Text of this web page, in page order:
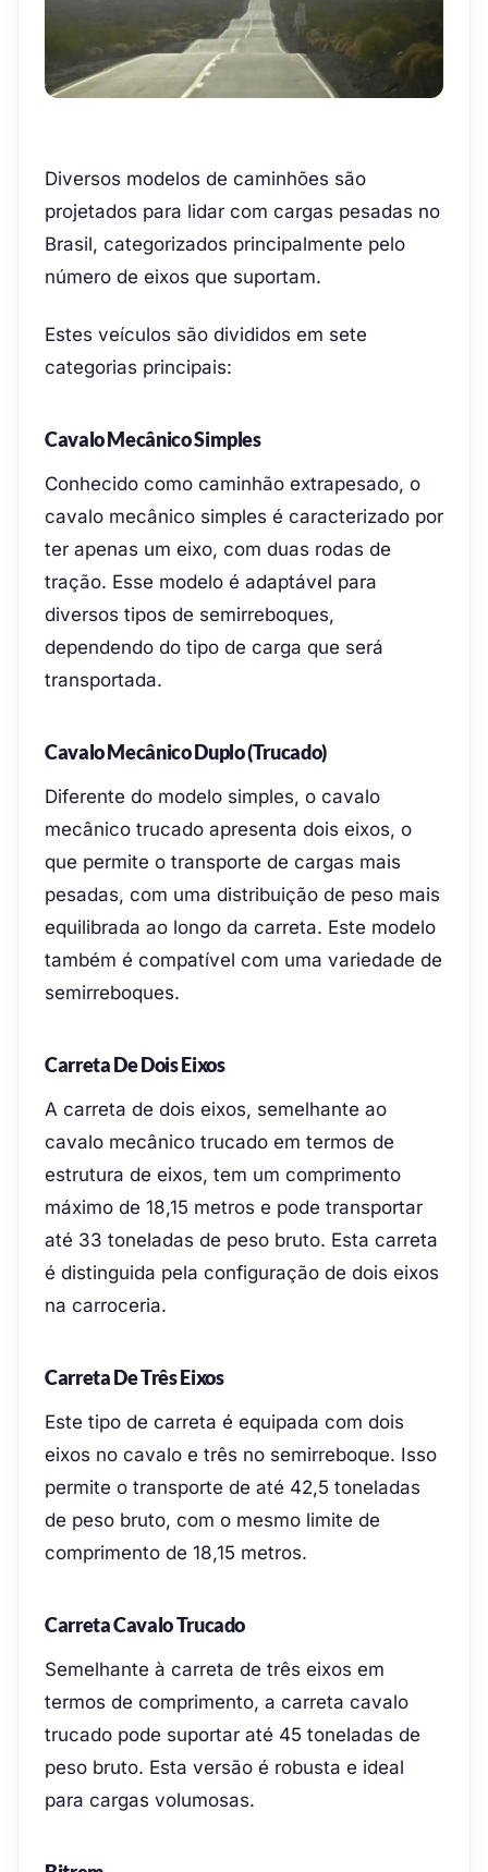
Diversos modelos de caminhões são
projetados para lidar com cargas pesadas no
Brasil, categorizados principalmente pelo
número de eixos que suportam.
Estes veículos são divididos em sete
categorias principais:
Cavalo Mecânico Simples
Conhecido como caminhão extrapesado, o
cavalo mecânico simples é caracterizado por
ter apenas um eixo, com duas rodas de
tração. Esse modelo é adaptável para
diversos tipos de semirreboques,
dependendo do tipo de carga que será
transportada.
Cavalo Mecânico Duplo (Trucado)
Diferente do modelo simples, o cavalo
mecânico trucado apresenta dois eixos, o
que permite o transporte de cargas mais
pesadas, com uma distribuição de peso mais
equilibrada ao longo da carreta. Este modelo
também é compatível com uma variedade de
semirreboques.
Carreta De Dois Eixos
A carreta de dois eixos, semelhante ao
cavalo mecânico trucado em termos de
estrutura de eixos, tem um comprimento
máximo de 18,15 metros e pode transportar
até 33 toneladas de peso bruto. Esta carreta
é distinguida pela configuração de dois eixos
na carroceria.
Carreta De Três Eixos
Este tipo de carreta é equipada com dois
eixos no cavalo e três no semirreboque. Isso
permite o transporte de até 42,5 toneladas
de peso bruto, com o mesmo limite de
comprimento de 18,15 metros.
Carreta Cavalo Trucado
Semelhante à carreta de três eixos em
termos de comprimento, a carreta cavalo
trucado pode suportar até 45 toneladas de
peso bruto. Esta versão é robusta e ideal
para cargas volumosas.